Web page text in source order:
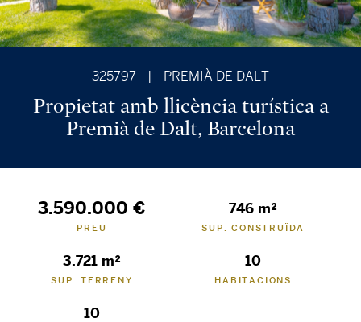
325797 PREMIÀ DE DALT
Propietat amb llicència turística a
Premià de Dalt, Barcelona
3.590.000 €
PREU
746 m²
SUP. CONSTRUÏDA
3.721 m²
SUP. TERRENY
10
HABITACIONS
10